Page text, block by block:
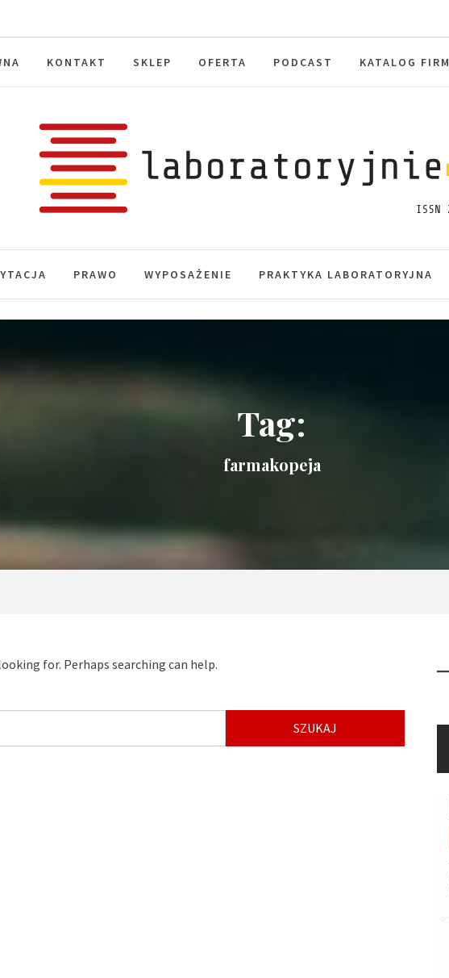
KONTAKT SKLEP OFERTA PODCAST KATALOG FIRM
PRAWO WYPOSAŻENIE PRAKTYKA LABORATORYJNA
Tag:
farmakopeja
for. Perhaps searching can help.